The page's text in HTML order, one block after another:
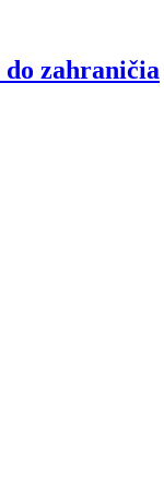
do zahraničia